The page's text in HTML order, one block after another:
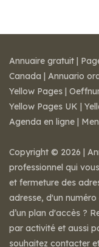
Annuaire gratuit |
Canada | Annuario
Yellow Pages |
Yellow Pages UK |
Agenda en ligne |
Copyright © 2026 |
professionnel qui
et fermeture des
adresse, d'un numéro
d’un plan d'accès ?
par activité et aussi
souhaitez contacter